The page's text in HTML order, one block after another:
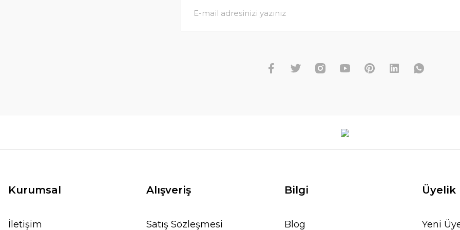
Kurumsal
İletişim
Alışveriş
Satış Sözleşmesi
Bilgi
Blog
Üyelik
Yeni